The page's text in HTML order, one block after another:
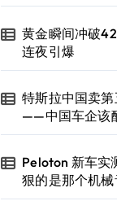
黄金瞬间冲破
连夜引爆
特斯拉中国卖
——中国车企该
Peloton 新车实
狠的是那个机